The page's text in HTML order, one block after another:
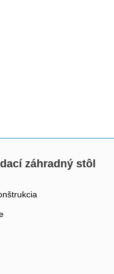
záhradný stôl